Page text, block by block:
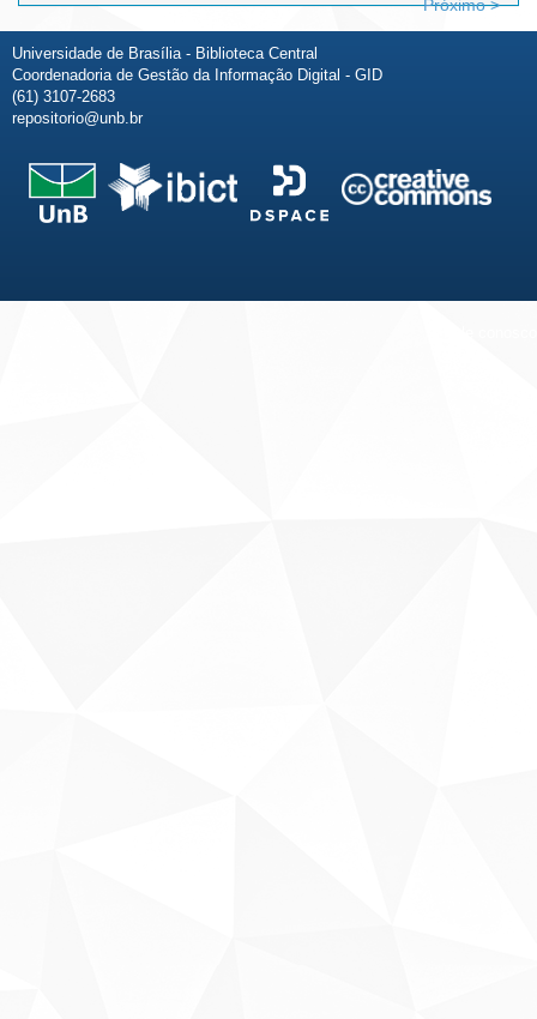
Próximo >
Universidade de Brasília - Biblioteca Central
Coordenadoria de Gestão da Informação Digital - GID
(61) 3107-2683
repositorio@unb.br